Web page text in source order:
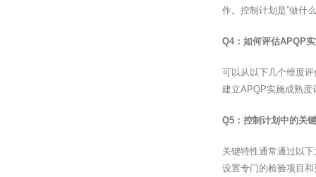
作。控制计划是”做什
Q4：如何评估APQP
可以从以下几个维度
建立APQP实施成熟度
Q5：控制计划中的关
关键特性通常通过以
设置专门的检验项目